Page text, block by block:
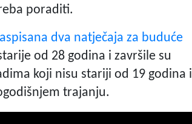
poraditi.
dva natječaja za buduće
od 28 godina i završile su
koji nisu stariji od 19 godina i
trajanju.